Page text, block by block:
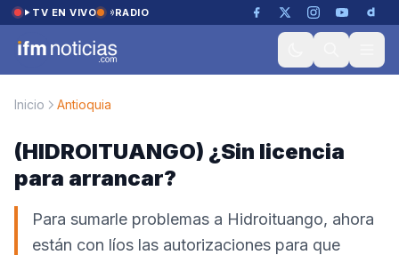
Saltar al contenido
TV EN VIVO RADIO
Inicio Antioquia
(HIDROITUANGO) ¿Sin licencia
para arrancar?
Para sumarle problemas a Hidroituango, ahora
están con líos las autorizaciones para que